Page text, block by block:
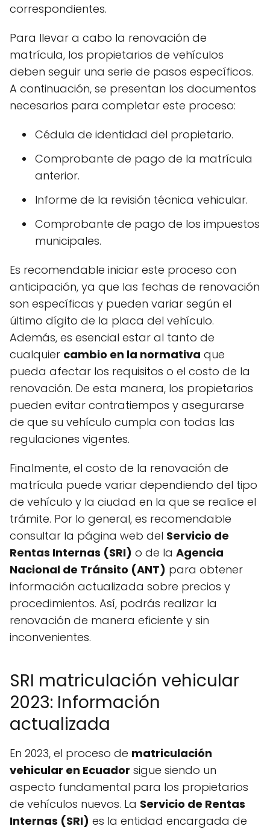
correspondientes.
Para llevar a cabo la renovación de
matrícula, los propietarios de vehículos
deben seguir una serie de pasos específicos.
A continuación, se presentan los documentos
necesarios para completar este proceso:
Cédula de identidad del propietario.
Comprobante de pago de la matrícula
anterior.
Informe de la revisión técnica vehicular.
Comprobante de pago de los impuestos
municipales.
Es recomendable iniciar este proceso con
anticipación, ya que las fechas de renovación
son específicas y pueden variar según el
último dígito de la placa del vehículo.
Además, es esencial estar al tanto de
cualquier cambio en la normativa que
pueda afectar los requisitos o el costo de la
renovación. De esta manera, los propietarios
pueden evitar contratiempos y asegurarse
de que su vehículo cumpla con todas las
regulaciones vigentes.
Finalmente, el costo de la renovación de
matrícula puede variar dependiendo del tipo
de vehículo y la ciudad en la que se realice el
trámite. Por lo general, es recomendable
consultar la página web del Servicio de
Rentas Internas (SRI) o de la Agencia
Nacional de Tránsito (ANT) para obtener
información actualizada sobre precios y
procedimientos. Así, podrás realizar la
renovación de manera eficiente y sin
inconvenientes.
SRI matriculación vehicular
2023: Información
actualizada
En 2023, el proceso de matriculación
vehicular en Ecuador sigue siendo un
aspecto fundamental para los propietarios
de vehículos nuevos. La Servicio de Rentas
Internas (SRI) es la entidad encargada de